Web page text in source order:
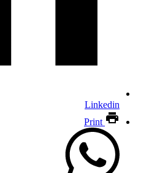
Linkedin
Print